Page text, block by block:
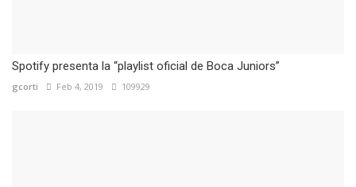
Spotify presenta la “playlist oficial de Boca Juniors”
gcorti Feb 4, 2019 109929